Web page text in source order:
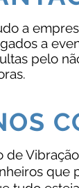
a
a
pelo
de
que